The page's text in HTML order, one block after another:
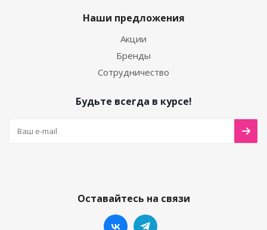
Наши предложения
Акции
Бренды
Сотрудничество
Будьте всегда в курсе!
Оставайтесь на связи